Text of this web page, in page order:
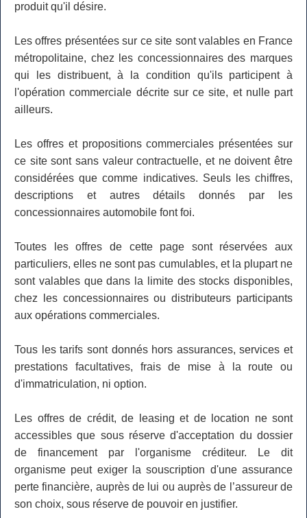
produit qu'il désire.
Les offres présentées sur ce site sont valables en France
métropolitaine, chez les concessionnaires des marques
qui les distribuent, à la condition qu'ils participent à
l'opération commerciale décrite sur ce site, et nulle part
ailleurs.
Les offres et propositions commerciales présentées sur
ce site sont sans valeur contractuelle, et ne doivent être
considérées que comme indicatives. Seuls les chiffres,
descriptions et autres détails donnés par les
concessionnaires automobile font foi.
Toutes les offres de cette page sont réservées aux
particuliers, elles ne sont pas cumulables, et la plupart ne
sont valables que dans la limite des stocks disponibles,
chez les concessionnaires ou distributeurs participants
aux opérations commerciales.
Tous les tarifs sont donnés hors assurances, services et
prestations facultatives, frais de mise à la route ou
d'immatriculation, ni option.
Les offres de crédit, de leasing et de location ne sont
accessibles que sous réserve d'acceptation du dossier
de financement par l'organisme créditeur. Le dit
organisme peut exiger la souscription d'une assurance
perte financière, auprès de lui ou auprès de l’assureur de
son choix, sous réserve de pouvoir en justifier.